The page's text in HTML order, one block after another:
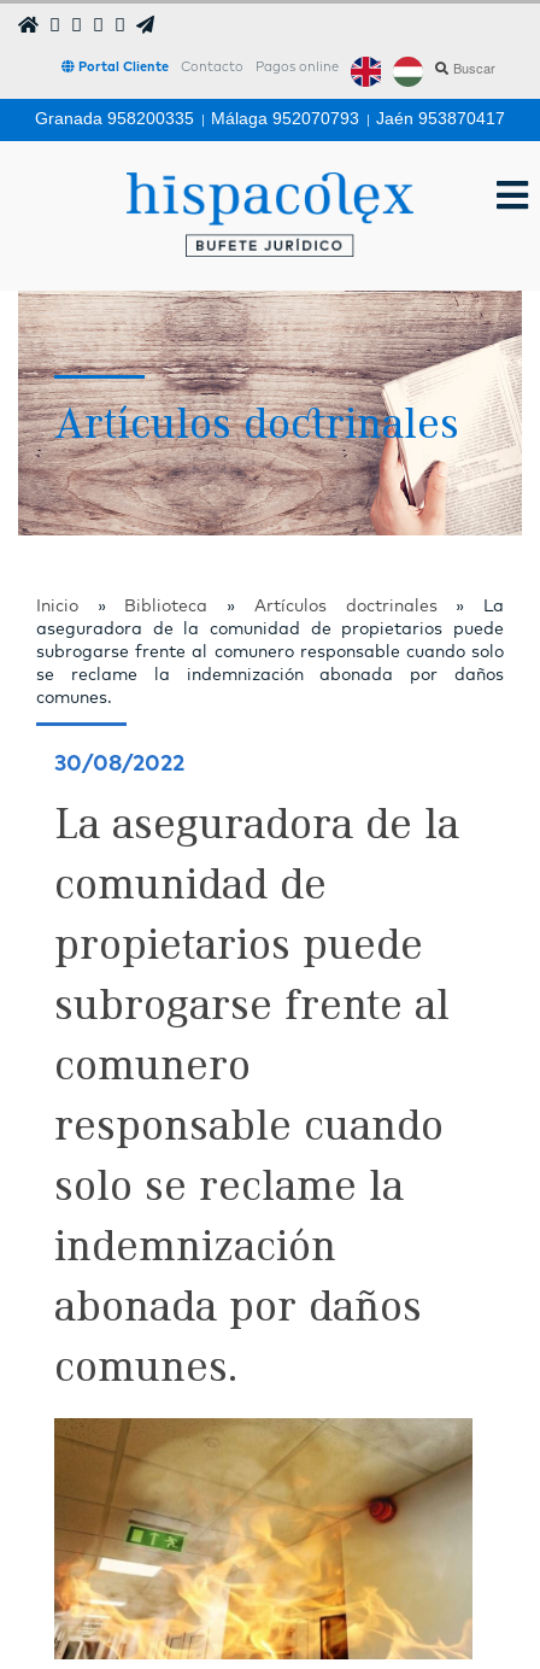
Portal Cliente Contacto Pagos online
Granada 958200335 | Málaga 952070793 | Jaén 953870417
Artículos doctrinales
Inicio » Biblioteca » Artículos doctrinales»
La
aseguradora de la comunidad de propietarios puede
subrogarse frente al comunero responsable cuando solo
se reclame la indemnización abonada por daños
comunes.
30/08/2022
La aseguradora de la
comunidad de
propietarios puede
subrogarse frente al
comunero
responsable cuando
solo se reclame la
indemnización
abonada por daños
comunes.